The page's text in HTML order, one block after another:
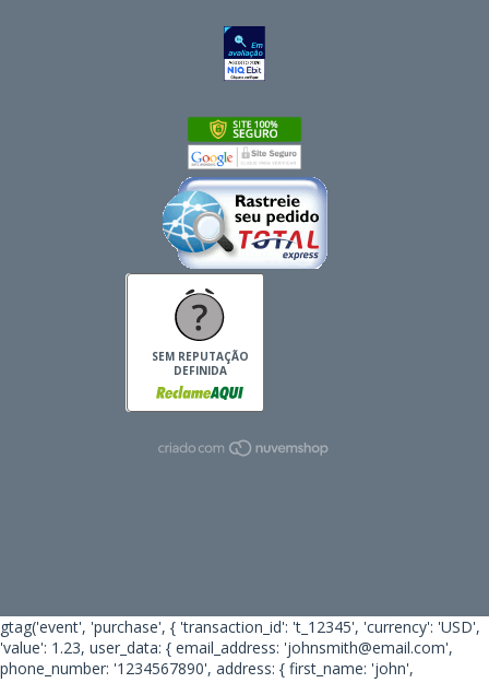
SEM REPUTAÇÃO
DEFINIDA
gtag('event', 'purchase', { 'transaction_id': 't_12345', 'currency': 'USD',
'value': 1.23, user_data: { email_address: 'johnsmith@email.com',
phone_number: '1234567890', address: { first_name: 'john',